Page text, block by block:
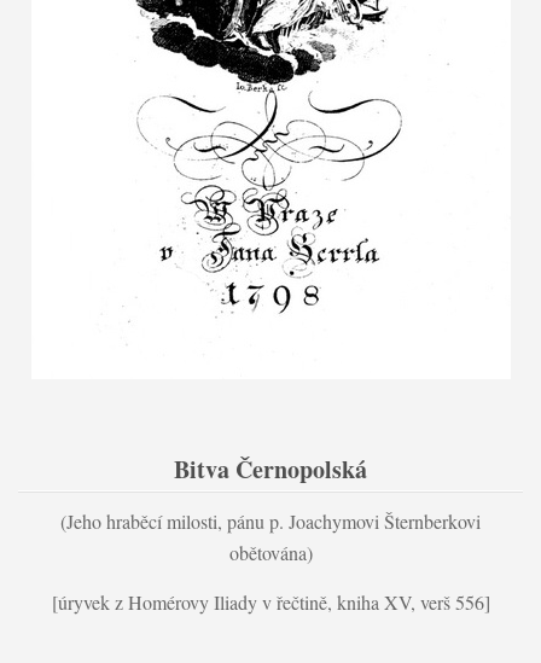
Bitva Černopolská
(Jeho hraběcí milosti, pánu p. Joachymovi Šternberkovi
obětována)
[úryvek z Homérovy Iliady v řečtině, kniha XV, verš 556]